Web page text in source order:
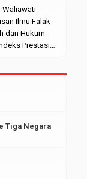
calon
melalui laman
Walisongo.
banyak yang
mampu
Waliawati
Ilmu Falak
dan Hukum
Prestasi
2019 ini
“Gak
kabar
Tiga Negara